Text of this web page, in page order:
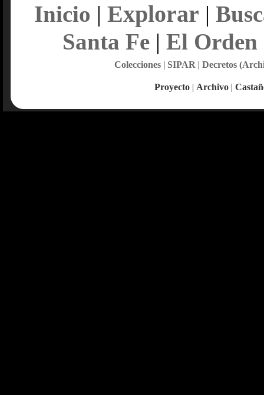
Inicio | Explorar |
Santa Fe| El Orden
Colecciones| SIPAR | Decretos
Proyecto | Archivo |